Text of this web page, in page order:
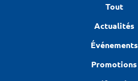
Tout
Actualités
Événements
Promotions